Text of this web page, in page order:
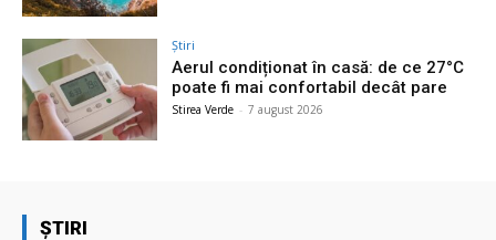
Știri
Aerul condiționat în casă: de ce 27°C
poate fi mai confortabil decât pare
Stirea Verde - 7 august 2026
ȘTIRI